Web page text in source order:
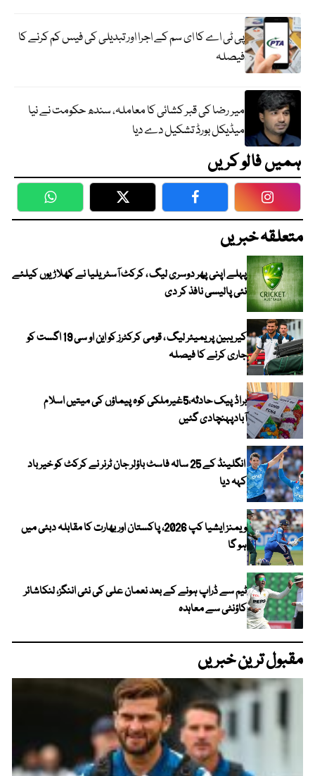
پی ٹی اے کا ای سم کے اجرا اور تبدیلی کی فیس کم کرنے کا
فیصلہ
میر رضا کی قبر کشائی کا معاملہ، سندھ حکومت نے نیا
میڈیکل بورڈ تشکیل دے دیا
ہمیں فالو کریں
WhatsApp Twitter Facebook
متعلقہ خبریں
پہلے اپنی پھر دوسری لیگ ، کرکٹ آسٹریلیا نے کھلاڑیوں کیلئے
نئی پالیسی نافذ کر دی
کیریبین پریمیئر لیگ ، قومی کرکٹرز کو این او سی 19 اگست کو
جاری کرنے کا فیصلہ
براڈ پیک حادثہ،5غیرملکی کوہ پیماؤں کی میتیں اسلام
آبادپہنچادی گئیں
انگلینڈ کے 25 سالہ فاسٹ باؤلر جان ٹرنر نے کرکٹ کو خیر باد
کہہ دیا
ویمنز ایشیا کپ 2026، پاکستان اور بھارت کا مقابلہ دبئی میں
ہو گا
ٹیم سے ڈراپ ہونے کے بعد نعمان علی کی نئی اننگز، لنکاشائر
کاؤنٹی سے معاہدہ
مقبول ترین خبریں